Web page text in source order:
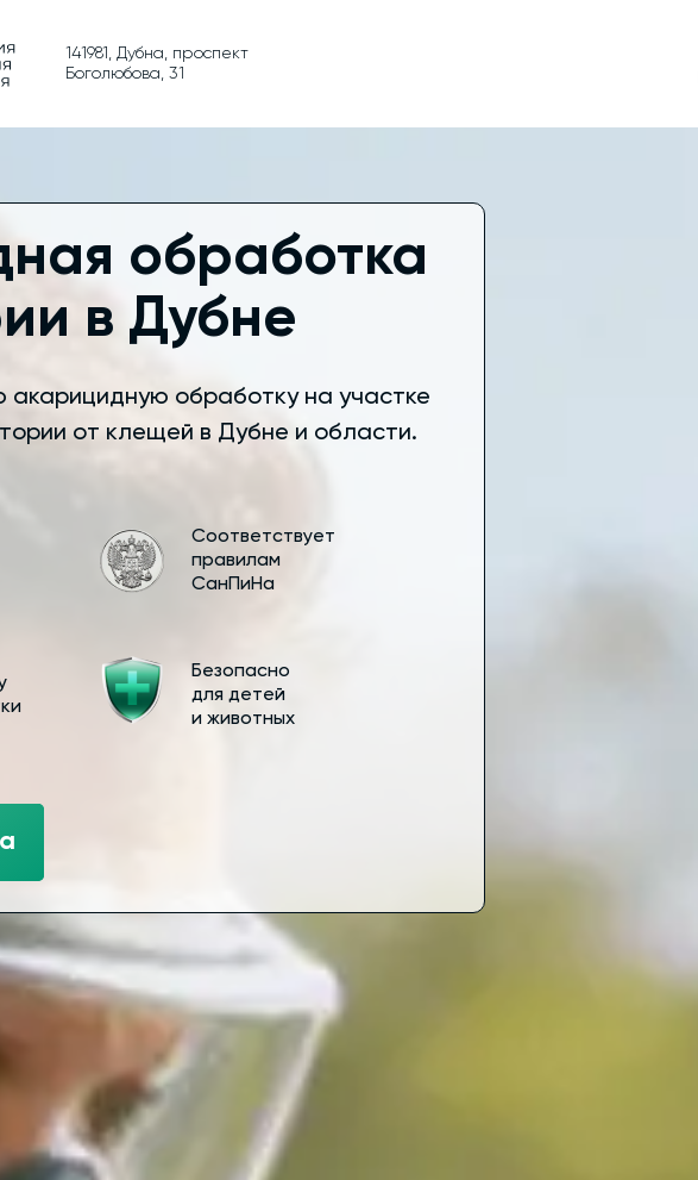
141981, Дубна, проспект
Боголюбова, 31
обработка
в Дубне
акарицидную обработку на участке
от клещей в Дубне и области.
Соответствует
правилам
СанПиНа
Безопасно
для детей
и животных